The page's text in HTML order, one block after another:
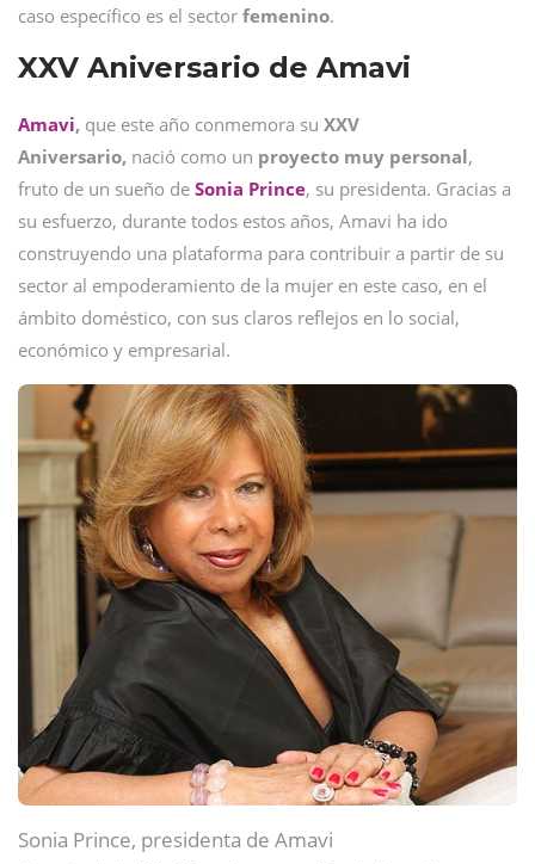
caso específico es el sector femenino.
XXV Aniversario de Amavi
Amavi, que este año conmemora su XXV
Aniversario, nació como un proyecto muy personal,
fruto de un sueño de Sonia Prince, su presidenta. Gracias a
su esfuerzo, durante todos estos años, Amavi ha ido
construyendo una plataforma para contribuir a partir de su
sector al empoderamiento de la mujer en este caso, en el
ámbito doméstico, con sus claros reflejos en lo social,
económico y empresarial.
Sonia Prince, presidenta de Amavi